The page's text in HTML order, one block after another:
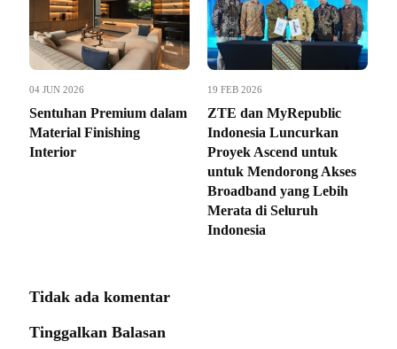
04 JUN 2026
Sentuhan Premium dalam
Material Finishing
Interior
19 FEB 2026
ZTE dan MyRepublic
Indonesia Luncurkan
Proyek Ascend untuk
untuk Mendorong Akses
Broadband yang Lebih
Merata di Seluruh
Indonesia
Tidak ada komentar
Tinggalkan Balasan